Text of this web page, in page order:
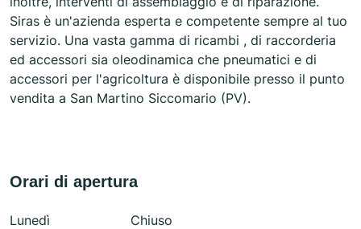
Siras è un'azienda esperta e competente sempre al tuo
servizio. Una vasta gamma di ricambi , di raccorderia
ed accessori sia oleodinamica che pneumatici e di
accessori per l'agricoltura è disponibile presso il punto
vendita a San Martino Siccomario (PV).
Orari di apertura
Lunedì
Chiuso